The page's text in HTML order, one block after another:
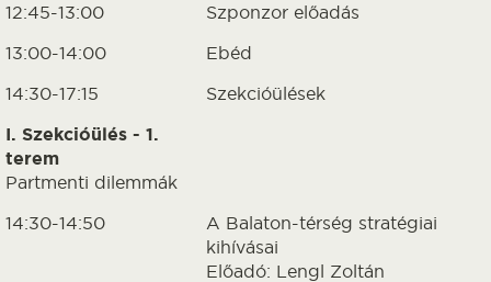
12:45-13:00 Szponzor előadás
13:00-14:00 Ebéd
14:30-17:15 Szekcióülések
I. Szekcióülés - 1.
terem
Partmenti dilemmák
14:30-14:50
A Balaton-térség stratégiai
kihívásai
Előadó: Lengl Zoltán